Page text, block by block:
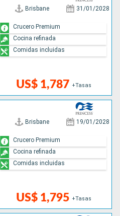
Brisbane 31/01/2028
US$ 1,787 +Tasas
Crucero Premium
Cocina refinada
Comidas incluidas
Brisbane 19/01/2028
US$ 1,795 +Tasas
Crucero Premium
Cocina refinada
Comidas incluidas